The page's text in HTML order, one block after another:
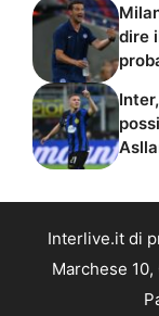
dire
Interlive.it di
Marchese